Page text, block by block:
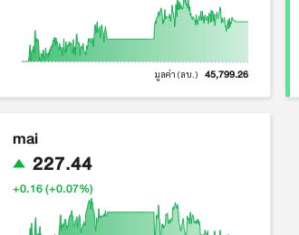
มูลค่า (ลบ.) 45,799.26
mai
227.44
+0.16 (+0.07%)